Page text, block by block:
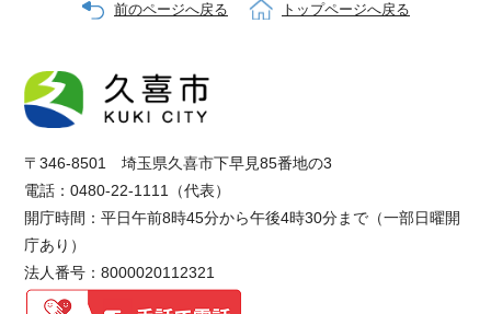
前のページへ戻る トップページへ戻る
〒346-8501 埼玉県久喜市下早見85番地の3
電話：0480-22-1111（代表）
開庁時間：平日午前8時45分から午後4時30分まで（一部日曜開
庁あり）
法人番号：8000020112321